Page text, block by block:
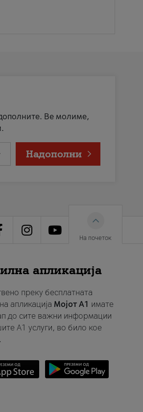
Ве молиме,
Надополни
На почеток
апликација
преку бесплатната
апликација Мојот A1 имате
до сите важни информации
A1 услуги, во било кое